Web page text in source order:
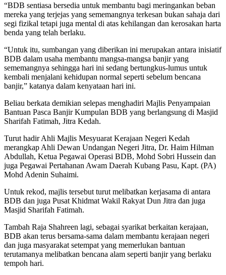
“BDB sentiasa bersedia untuk membantu bagi meringankan beban
mereka yang terjejas yang sememangnya terkesan bukan sahaja dari
segi fizikal tetapi juga mental di atas kehilangan dan kerosakan harta
benda yang telah berlaku.
“Untuk itu, sumbangan yang diberikan ini merupakan antara inisiatif
BDB dalam usaha membantu mangsa-mangsa banjir yang
sememangnya sehingga hari ini sedang bertungkus-lumus untuk
kembali menjalani kehidupan normal seperti sebelum bencana
banjir,” katanya dalam kenyataan hari ini.
Beliau berkata demikian selepas menghadiri Majlis Penyampaian
Bantuan Pasca Banjir Kumpulan BDB yang berlangsung di Masjid
Sharifah Fatimah, Jitra Kedah.
Turut hadir Ahli Majlis Mesyuarat Kerajaan Negeri Kedah
merangkap Ahli Dewan Undangan Negeri Jitra, Dr. Haim Hilman
Abdullah, Ketua Pegawai Operasi BDB, Mohd Sobri Hussein dan
juga Pegawai Pertahanan Awam Daerah Kubang Pasu, Kapt. (PA)
Mohd Adenin Suhaimi.
Untuk rekod, majlis tersebut turut melibatkan kerjasama di antara
BDB dan juga Pusat Khidmat Wakil Rakyat Dun Jitra dan juga
Masjid Sharifah Fatimah.
Tambah Raja Shahreen lagi, sebagai syarikat berkaitan kerajaan,
BDB akan terus bersama-sama dalam membantu kerajaan negeri
dan juga masyarakat setempat yang memerlukan bantuan
terutamanya melibatkan bencana alam seperti banjir yang berlaku
tempoh hari.